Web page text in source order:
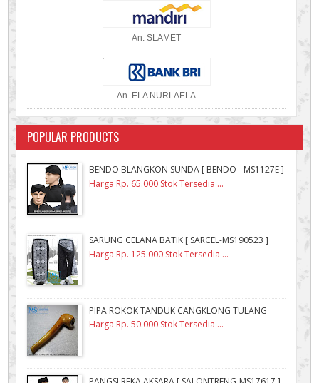
An. SLAMET
An. ELA NURLAELA
POPULAR PRODUCTS
BENDO BLANGKON SUNDA [ BENDO - MS1127E ]
Harga Rp. 65.000 Stok Tersedia ...
SARUNG CELANA BATIK [ SARCEL-MS190523 ]
Harga Rp. 125.000 Stok Tersedia ...
PIPA ROKOK TANDUK CANGKLONG TULANG
Harga Rp. 50.000 Stok Tersedia ...